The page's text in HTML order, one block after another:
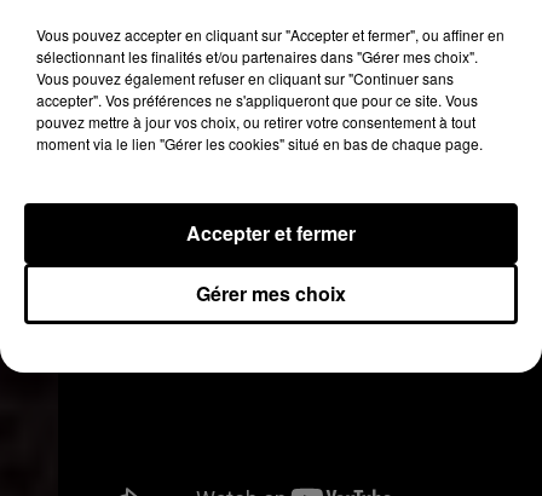
queGoulag qui constitue aujourd'hui le meilleur
démarrage de sa carrière avec2,8 millions de
streams en une semaine et plus de 8 millions de
vues pour le clip? Affaire à suivre...
Vous pouvez accepter en cliquant sur "Accepter et fermer", ou affiner en
sélectionnant les finalités et/ou partenaires dans "Gérer mes choix".
Vous pouvez également refuser en cliquant sur "Continuer sans
accepter". Vos préférences ne s'appliqueront que pour ce site. Vous
pouvez mettre à jour vos choix, ou retirer votre consentement à tout
moment via le lien "Gérer les cookies" situé en bas de chaque page.
Gérer mes choix
Accepter et fermer